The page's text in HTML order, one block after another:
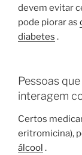
devem evitar
pode piorar as
diabetes .
Pessoas
interagem
Certos
eritromicina),
álcool .